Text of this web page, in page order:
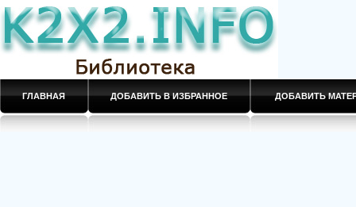
ГЛАВНАЯ ДОБАВИТЬ В ИЗБРАННОЕ ДОБАВИТЬ